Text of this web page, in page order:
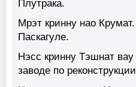
Плутрака.
Мрэт кринну нао
Паскагуле.
Нэсс кринну Тэшнат
заводе по